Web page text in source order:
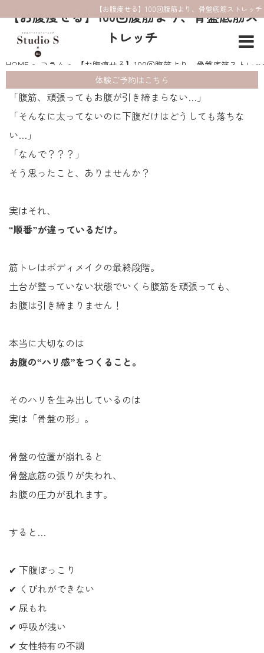
【お腹痩せる】100回腹筋より、骨盤底筋ストレッチ
体験ご予約はこちら
【お腹痩せる】100回腹筋より、骨盤底筋ス
トレッチ
HOME コラム 【お腹痩せる】100回腹筋より、骨盤底筋ストレ
「腹筋、頑張ってもお腹が引き締まらない…」
「そんなに太ってないのに下腹だけはどうしても落ちな
い…」
「なんで？？？」
そう思ったこと、ありませんか？
実はそれ、
“順番”が違っているだけ。
筋トレはボディメイクの最終段階。
土台が整っていない状態でいくら腹筋を頑張っても、
お腹は引き締まりません！
本当に大切なのは
お腹の“ハリ感”をつくること。
そのハリを生み出しているのは
実は「骨盤の形」。
骨盤の位置が崩れると
骨盤底筋の張りが失われ、
お腹の圧力が乱れます。
すると…
✔ 下腹ぽっこり
✔ くびれができない
✔ 尿もれ
✔ 呼吸が浅い
✔ 女性特有の不調